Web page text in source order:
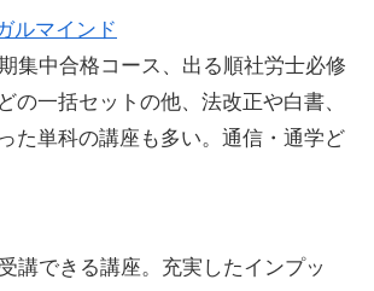
ルマインド
集中合格コース、出る順社労士必修
の一括セットの他、法改正や白書、
た単科の講座も多い。通信・通学ど
講できる講座。充実したインプッ